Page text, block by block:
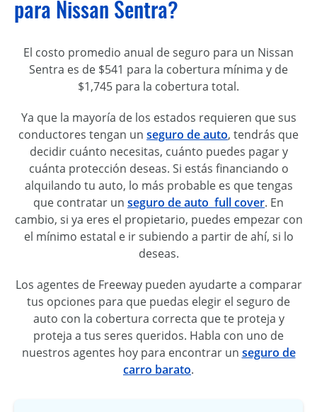
para Nissan Sentra?
El costo promedio anual de seguro para un Nissan
Sentra es de $541 para la cobertura mínima y de
$1,745 para la cobertura total.
Ya que la mayoría de los estados requieren que sus
conductores tengan un seguro de auto, tendrás que
decidir cuánto necesitas, cuánto puedes pagar y
cuánta protección deseas. Si estás financiando o
alquilando tu auto, lo más probable es que tengas
que contratar un seguro de auto full cover. En
cambio, si ya eres el propietario, puedes empezar con
el mínimo estatal e ir subiendo a partir de ahí, si lo
deseas.
Los agentes de Freeway pueden ayudarte a comparar
tus opciones para que puedas elegir el seguro de
auto con la cobertura correcta que te proteja y
proteja a tus seres queridos. Habla con uno de
nuestros agentes hoy para encontrar un seguro de
carro barato.